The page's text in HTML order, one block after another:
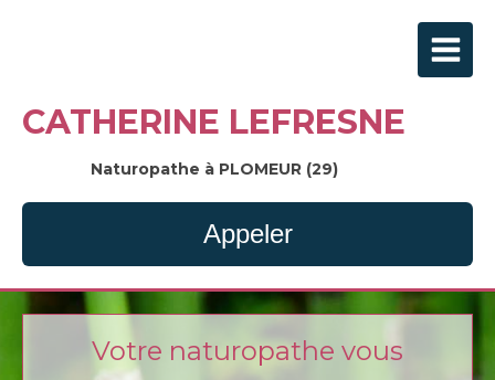
CATHERINE LEFRESNE
Naturopathe à PLOMEUR (29)
Appeler
Votre naturopathe vous